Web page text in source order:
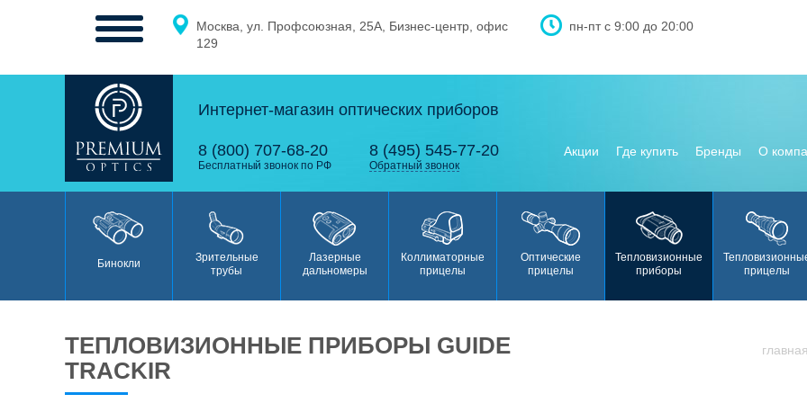
Зрительные
Москва, ул. Профсоюзная, 25А, Бизнес-центр, офис
129
пн-пт с 9:00 до 20:00
Интернет-магазин оптических приборов
8 (800) 707-68-20
Бесплатный звонок по РФ
8 (495) 545-77-20
Обратный звонок
Акции Где купить Бренды О
Бинокли
Зрительные
трубы
Лазерные
дальномеры
Коллиматорные
прицелы
Оптические
прицелы
Тепловизионные
приборы
прицелы
ТЕПЛОВИЗИОННЫЕ ПРИБОРЫ GUIDE
TRACKIR
главная